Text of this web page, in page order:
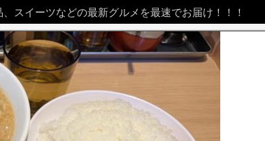
スイーツなどの最新グルメを最速でお届け！！！